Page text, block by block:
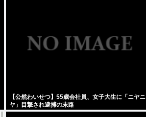
【公然わいせつ】55歳会社員、女子大生に「ニヤニ
ヤ」目撃され逮捕の末路